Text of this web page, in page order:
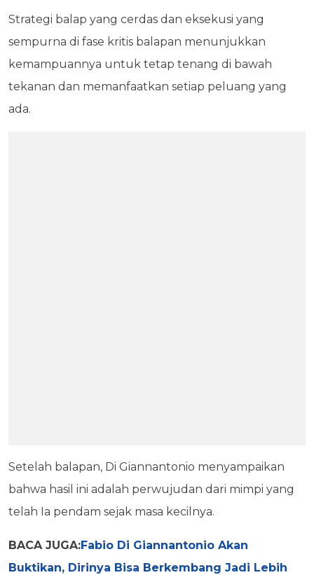
Strategi balap yang cerdas dan eksekusi yang
sempurna di fase kritis balapan menunjukkan
kemampuannya untuk tetap tenang di bawah
tekanan dan memanfaatkan setiap peluang yang
ada.
Setelah balapan, Di Giannantonio menyampaikan
bahwa hasil ini adalah perwujudan dari mimpi yang
telah Ia pendam sejak masa kecilnya.
BACA JUGA:Fabio Di Giannantonio Akan
Buktikan, Dirinya Bisa Berkembang Jadi Lebih